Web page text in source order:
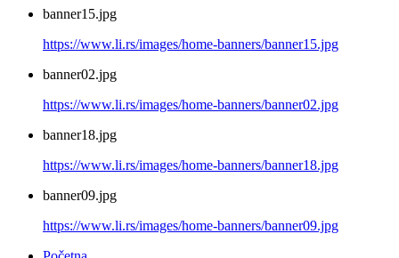
banner15.jpg
https://www.li.rs/images/home-banners/banner15.jpg
banner02.jpg
https://www.li.rs/images/home-banners/banner02.jpg
banner18.jpg
https://www.li.rs/images/home-banners/banner18.jpg
banner09.jpg
https://www.li.rs/images/home-banners/banner09.jpg